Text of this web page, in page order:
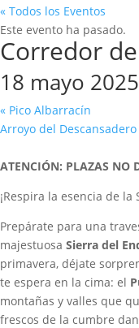
« Todos los Eventos
Este evento ha pasado.
Corredor
18 mayo
« Pico Albarracín
Arroyo del
ATENCIÓN: PLAZAS NO
¡Respira la esencia de
Prepárate para una
majestuosa Sierra del
primavera, déjate
te espera en la cima: el
montañas y valles que
frescos de la cumbre